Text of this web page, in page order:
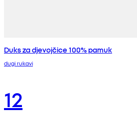
Duks za djevojčice 100% pamuk
dugi rukavi
12